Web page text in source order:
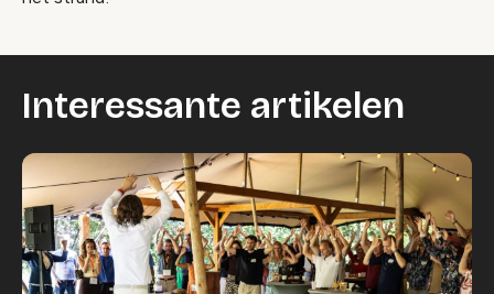
Interessante artikelen